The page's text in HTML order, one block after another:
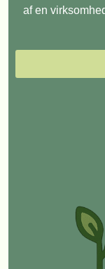
af en